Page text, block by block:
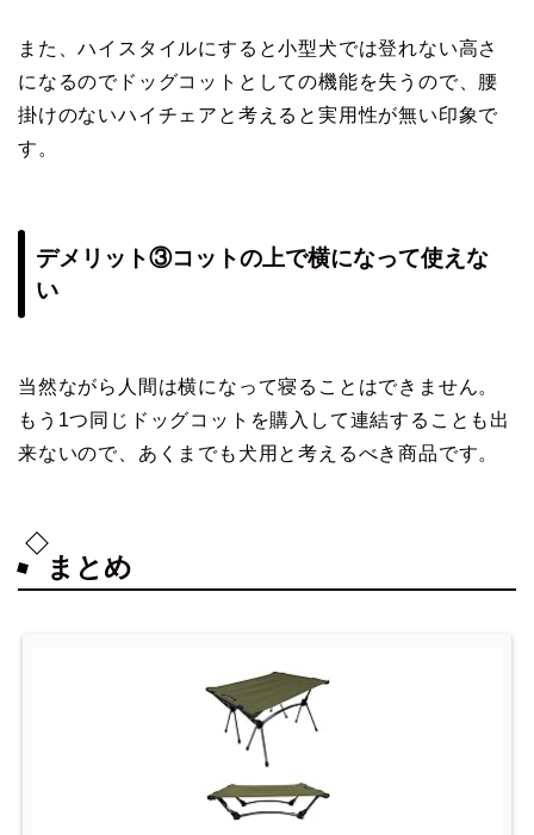
また、ハイスタイルにすると小型犬では登れない高さ
になるのでドッグコットとしての機能を失うので、腰
掛けのないハイチェアと考えると実用性が無い印象で
す。
デメリット③コットの上で横になって使えな
い
当然ながら人間は横になって寝ることはできません。
もう1つ同じドッグコットを購入して連結することも出
来ないので、あくまでも犬用と考えるべき商品です。
まとめ